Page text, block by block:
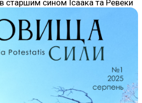
старшим сином Ісаака та Ревеки